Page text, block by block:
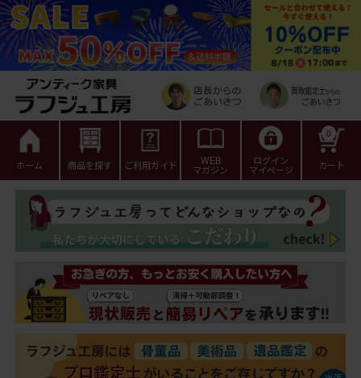
ホーム 商品を探す ご利用ガイド WEB
マガジン
ログイン
マイページ カート
0